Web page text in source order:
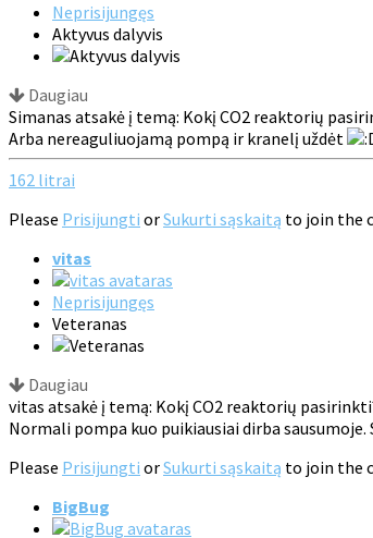
Neprisijungęs
Aktyvus dalyvis
Daugiau
Simanas atsakė į temą: Kokį CO2 reaktorių
Arba nereaguliuojamą pompą ir kranelį uždėt
162 litrai
Please Prisijungti orSukurti sąskaitą to join the
vitas
Neprisijungęs
Veteranas
Daugiau
vitas atsakė į temą: Kokį CO2 reaktorių
Normali pompa kuo puikiausiai dirba
Please Prisijungti orSukurti sąskaitą to join the
BigBug